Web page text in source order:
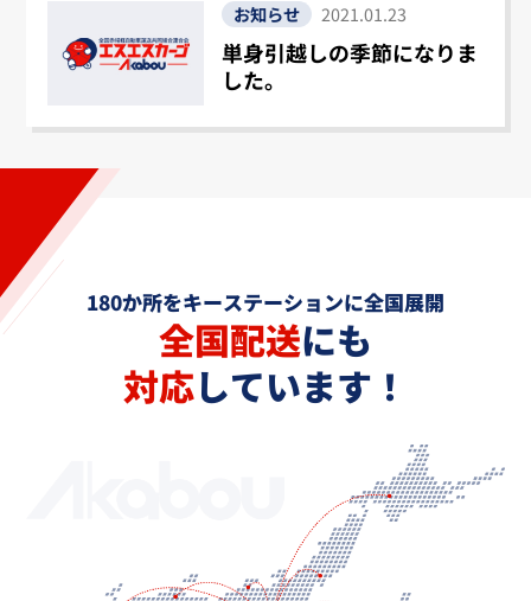
お知らせ 2021.01.23
単身引越しの季節になりま
した。
180か所をキーステーションに全国展開
全国配送にも
対応しています！